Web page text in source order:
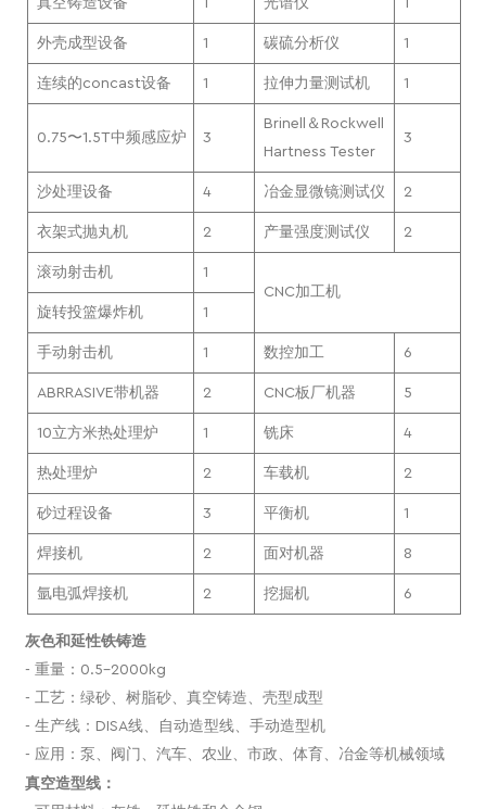
真空铸造设备 1 光谱仪 1
外壳成型设备 1 碳硫分析仪 1
连续的concast设备 1 拉伸力量测试机 1
0.75〜1.5T中频感应炉 3
Brinell＆Rockwell
Hartness Tester
3
沙处理设备 4 冶金显微镜测试仪 2
衣架式抛丸机 2 产量强度测试仪 2
滚动射击机
1
CNC加工机
旋转投篮爆炸机
1
手动射击机 1 数控加工 6
ABRRASIVE带机器 2 CNC板厂机器 5
10立方米热处理炉 1 铣床 4
热处理炉 2 车载机 2
砂过程设备 3 平衡机 1
焊接机 2 面对机器 8
氩电弧焊接机 2 挖掘机 6
灰色和延性铁铸造
- 重量：0.5-2000kg
- 工艺：绿砂、树脂砂、真空铸造、壳型成型
- 生产线：DISA线、自动造型线、手动造型机
- 应用：泵、阀门、汽车、农业、市政、体育、冶金等机械领域
真空造型线：